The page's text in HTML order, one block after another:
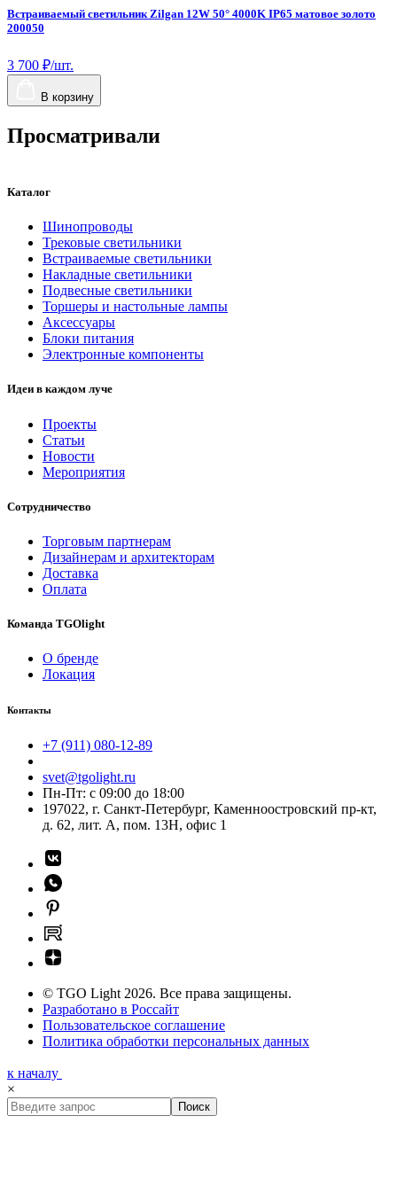
Встраиваемый светильник Zilgan 12W 50° 4000K IP65 матовое золото
200050
3 700 ₽/шт.
В корзину
Просматривали
Каталог
Шинопроводы
Трековые светильники
Встраиваемые светильники
Накладные светильники
Подвесные светильники
Торшеры и настольные лампы
Аксессуары
Блоки питания
Электронные компоненты
Идеи в каждом луче
Проекты
Статьи
Новости
Мероприятия
Сотрудничество
Торговым партнерам
Дизайнерам и архитекторам
Доставка
Оплата
Команда TGOlight
О бренде
Локация
Контакты
+7 (911) 080-12-89
svet@tgolight.ru
Пн-Пт: с 09:00 до 18:00
197022, г. Санкт-Петербург, Каменноостровский пр-кт,
д. 62, лит. А, пом. 13Н, офис 1
© TGO Light 2026. Все права защищены.
Разработано в Россайт
Пользовательское соглашение
Политика обработки персональных данных
к началу
×
Поиск